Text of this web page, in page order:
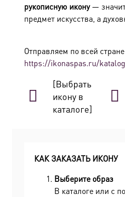
рукописную икону—
предмет искусства, а
Отправляем по всей
https://ikonaspas.ru/
[Выбрать
икону в
каталоге]
КАК ЗАКАЗАТЬ ИКОНУ
Выберите образ
В каталоге или с